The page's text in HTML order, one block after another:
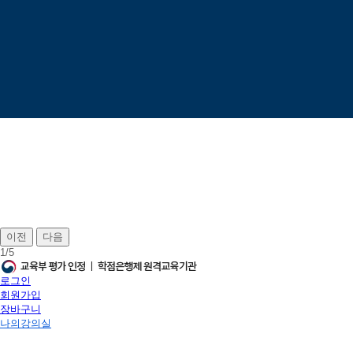
이전
다음
1/5
로그인
회원가입
장바구니
나의강의실